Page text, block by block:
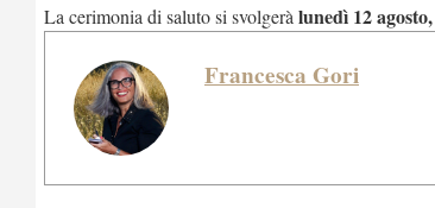
La cerimonia di saluto si svolgerà lunedì 12
Francesca Gori